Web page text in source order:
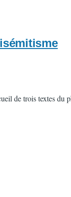
de trois textes